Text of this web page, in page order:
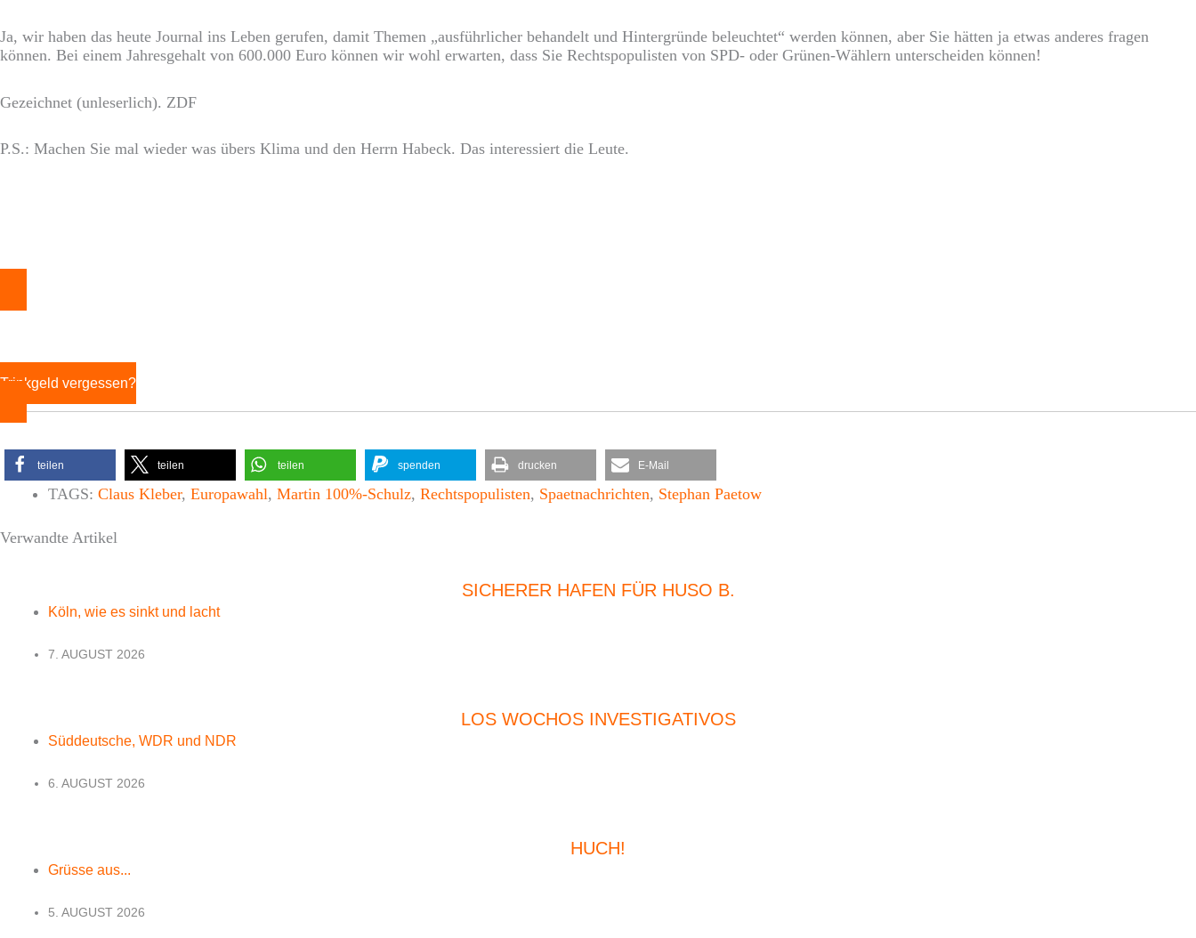
Ja, wir haben das heute Journal ins Leben gerufen, damit Themen „ausführlicher behandelt und Hintergründe beleuchtet“ werden können, aber Sie hätten ja etwas anderes fragen
können. Bei einem Jahresgehalt von 600.000 Euro können wir wohl erwarten, dass Sie Rechtspopulisten von SPD- oder Grünen-Wählern unterscheiden können!
Gezeichnet (unleserlich). ZDF
P.S.: Machen Sie mal wieder was übers Klima und den Herrn Habeck. Das interessiert die Leute.
Trinkgeld vergessen?
teilen teilen teilen spenden drucken E-Mail
TAGS: Claus Kleber, Europawahl, Martin 100%-Schulz, Rechtspopulisten, Spaetnachrichten, Stephan Paetow
Verwandte Artikel
SICHERER HAFEN FÜR HUSO B.
Köln, wie es sinkt und lacht
7. AUGUST 2026
LOS WOCHOS INVESTIGATIVOS
Süddeutsche, WDR und NDR
6. AUGUST 2026
HUCH!
Grüsse aus...
5. AUGUST 2026